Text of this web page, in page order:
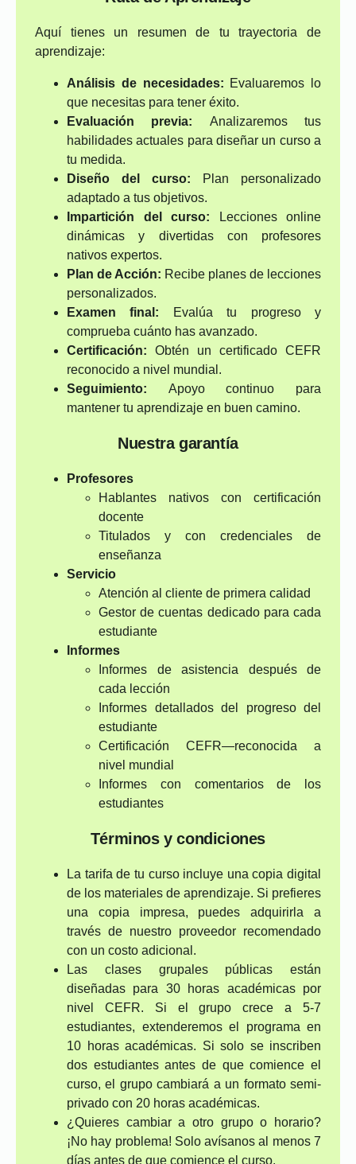
Aquí tienes un resumen de tu trayectoria de
aprendizaje:
Análisis de necesidades: Evaluaremos lo
que necesitas para tener éxito.
Evaluación previa: Analizaremos tus
habilidades actuales para diseñar un curso a
tu medida.
Diseño del curso: Plan personalizado
adaptado a tus objetivos.
Impartición del curso: Lecciones online
dinámicas y divertidas con profesores
nativos expertos.
Plan de Acción: Recibe planes de lecciones
personalizados.
Examen final: Evalúa tu progreso y
comprueba cuánto has avanzado.
Certificación: Obtén un certificado CEFR
reconocido a nivel mundial.
Seguimiento: Apoyo continuo para
mantener tu aprendizaje en buen camino.
Nuestra garantía
Profesores
Hablantes nativos con certificación
docente
Titulados y con credenciales de
enseñanza
Servicio
Atención al cliente de primera calidad
Gestor de cuentas dedicado para cada
estudiante
Informes
Informes de asistencia después de
cada lección
Informes detallados del progreso del
estudiante
Certificación CEFR—reconocida a
nivel mundial
Informes con comentarios de los
estudiantes
Términos y condiciones
La tarifa de tu curso incluye una copia digital
de los materiales de aprendizaje. Si prefieres
una copia impresa, puedes adquirirla a
través de nuestro proveedor recomendado
con un costo adicional.
Las clases grupales públicas están
diseñadas para 30 horas académicas por
nivel CEFR. Si el grupo crece a 5-7
estudiantes, extenderemos el programa en
10 horas académicas. Si solo se inscriben
dos estudiantes antes de que comience el
curso, el grupo cambiará a un formato semi-
privado con 20 horas académicas.
¿Quieres cambiar a otro grupo o horario?
¡No hay problema! Solo avísanos al menos 7
días antes de que comience el curso.